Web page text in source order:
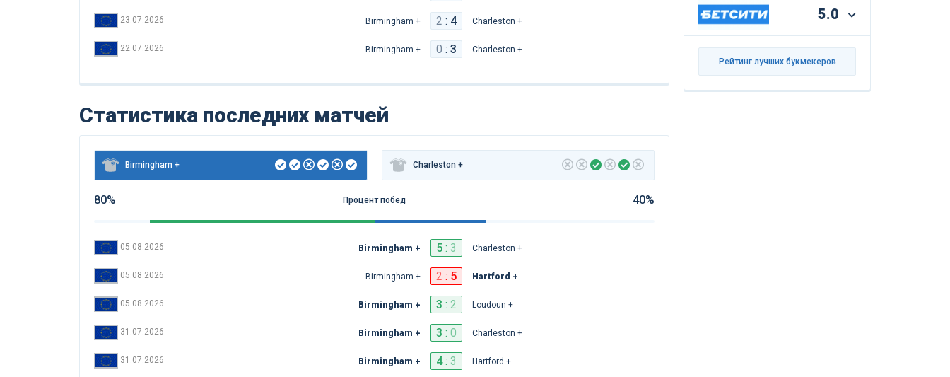
23.07.2026 Birmingham + 2 : 4 Charleston +
22.07.2026 Birmingham + 0 : 3 Charleston +
Статистика последних матчей
Birmingham + Charleston +
80% Процент побед 40%
05.08.2026 Birmingham + 5: 3 Charleston +
05.08.2026 Birmingham + 2 : 5 Hartford +
05.08.2026 Birmingham + 3 : 2 Loudoun +
31.07.2026 Birmingham + 3 : 0 Charleston +
31.07.2026 Birmingham + 4: 3 Hartford +
5.0
Рейтинг лучших букмекеров